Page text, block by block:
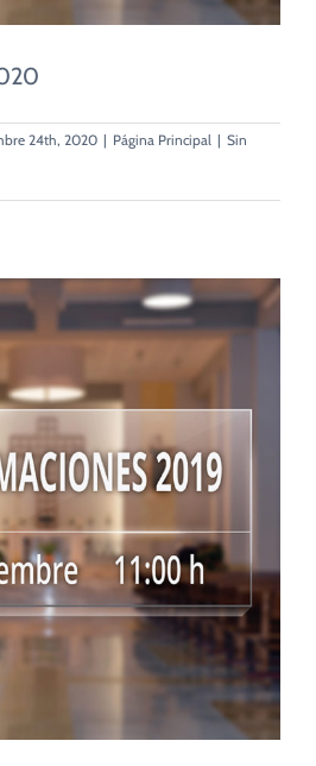
24th, 2020 | Página Principal | Sin